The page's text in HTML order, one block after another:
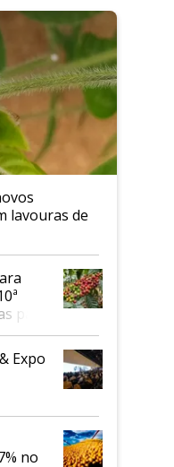
lavouras de
para
Expo
no